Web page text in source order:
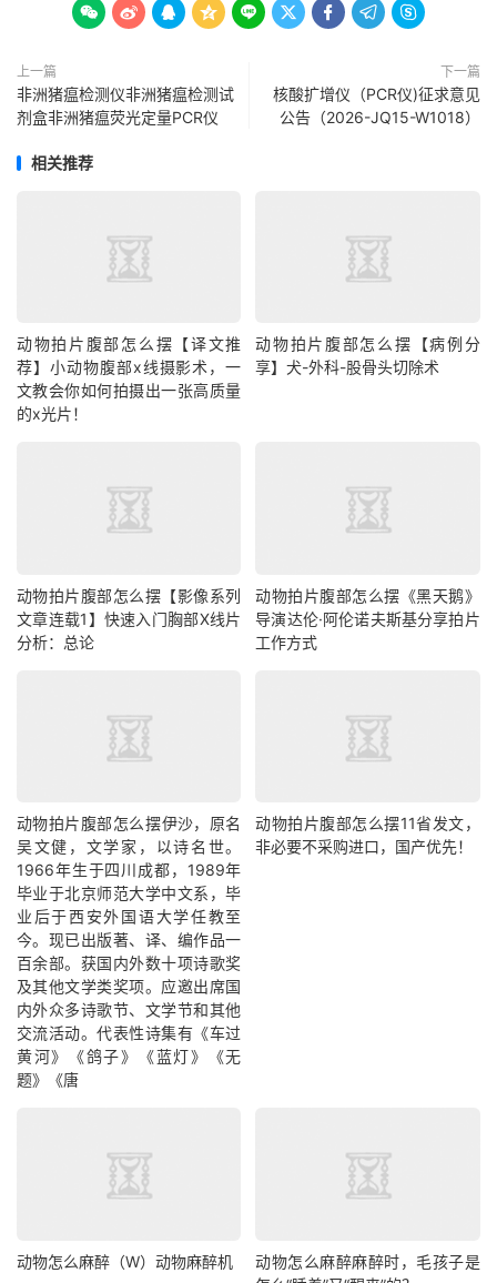
        
上一篇
非洲猪瘟检测仪非洲猪瘟检测试
剂盒非洲猪瘟荧光定量PCR仪
下一篇
核酸扩增仪（PCR仪)征求意见
公告（2026-JQ15-W1018）
相关推荐
动物拍片腹部怎么摆【译文推
荐】小动物腹部x线摄影术，一
文教会你如何拍摄出一张高质量
的x光片！
动物拍片腹部怎么摆【病例分
享】犬-外科-股骨头切除术
动物拍片腹部怎么摆【影像系列
文章连载1】快速入门胸部X线片
分析：总论
动物拍片腹部怎么摆《黑天鹅》
导演达伦·阿伦诺夫斯基分享拍片
工作方式
动物拍片腹部怎么摆​伊沙，原名
吴文健，文学家，以诗名世。
1966年生于四川成都，1989年
毕业于北京师范大学中文系，毕
业后于西安外国语大学任教至
今。现已出版著、译、编作品一
百余部。获国内外数十项诗歌奖
及其他文学类奖项。应邀出席国
内外众多诗歌节、文学节和其他
交流活动。代表性诗集有《车过
黄河》《鸽子》《蓝灯》《无
题》《唐
动物拍片腹部怎么摆11省发文，
非必要不采购进口，国产优先！
动物怎么麻醉（W）动物麻醉机
动物怎么麻醉麻醉时，毛孩子是